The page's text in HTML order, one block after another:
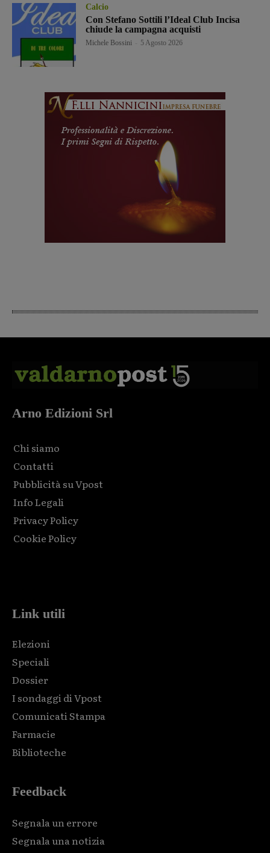
Calcio
Con Stefano Sottili l’Ideal Club Incisa
chiude la campagna acquisti
Michele Bossini 5 Agosto 2026
Arno Edizioni Srl
Chi siamo
Contatti
Pubblicità su Vpost
Info Legali
Privacy Policy
Cookie Policy
Link utili
Elezioni
Speciali
Dossier
I sondaggi di Vpost
Comunicati Stampa
Farmacie
Biblioteche
Feedback
Segnala un errore
Segnala una notizia